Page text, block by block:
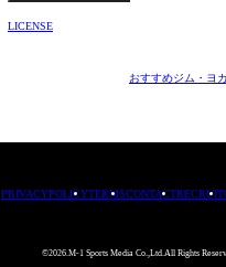
LICENSE
おすすめジム・ヨ
PRIVACYPOLICYTERMSCONTACTRECRUIT
©2026.M-1 Sports Media Co.,Ltd.All Rights